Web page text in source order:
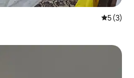
평점 5점
5 (3)